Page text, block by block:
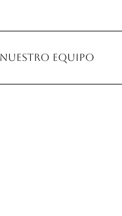
Nuestro equipo